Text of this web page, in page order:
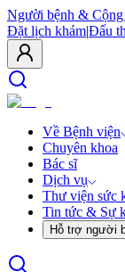
Người bệnh &
Đặt lịch khám|Đấu
Về Bệnh viện
Chuyên khoa
Bác sĩ
Dịch vụ
Thư viện sức
Tin tức & Sự
Hỗ trợ người